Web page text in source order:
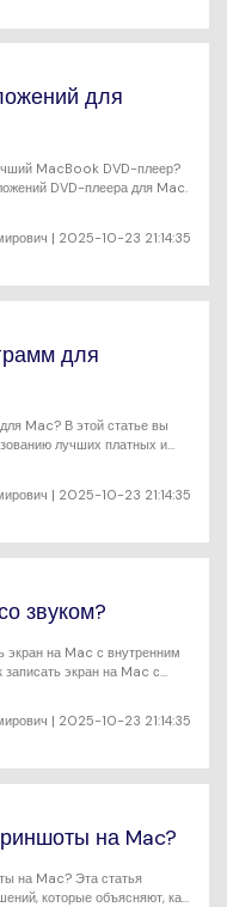
для
MacBook DVD-плеер?
DVD-плеера для Mac.
| 2025-10-23 21:14:35
для
Mac? В этой статье вы
лучших платных и
| 2025-10-23 21:14:35
звуком?
экран на Mac с внутренним
записать экран на Mac с
| 2025-10-23 21:14:35
на Mac?
на Mac? Эта статья
которые объясняют, как